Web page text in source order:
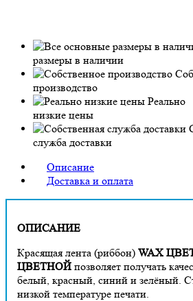
размеры в наличии
производство
Реально
низкие цены
служба доставки
Описание
Доставка и оплата
ОПИСАНИЕ
Красящая лента (риббон) WAX
ЦВЕТНОЙ позволяет получать
белый, красный, синий и зелёный.
низкой температуре печати.